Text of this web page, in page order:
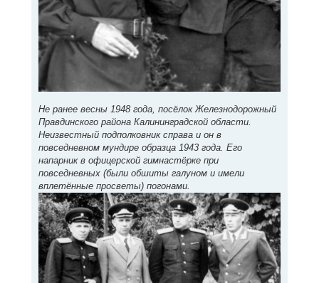
Не ранее весны 1948 года, посёлок Железнодорожный
Правдинского района Калининградской области.
Неизвестный подполковник справа и он в
повседневном мундире образца 1943 года. Его
напарник в офицерской гимнастёрке при
повседневных (были обшиты галуном и имели
вплетённые просветы) погонами.